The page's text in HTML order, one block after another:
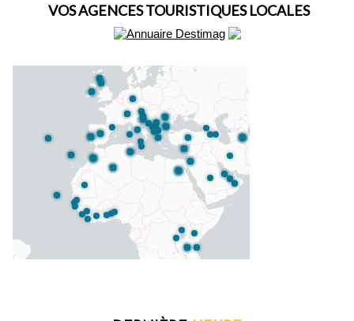
VOS AGENCES TOURISTIQUES LOCALES